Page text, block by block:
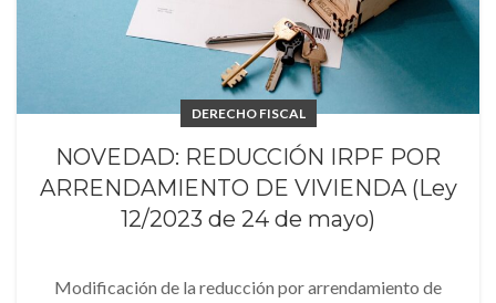
DERECHO FISCAL
NOVEDAD: REDUCCIÓN IRPF POR
ARRENDAMIENTO DE VIVIENDA (Ley
12/2023 de 24 de mayo)
Modificación de la reducción por arrendamiento de